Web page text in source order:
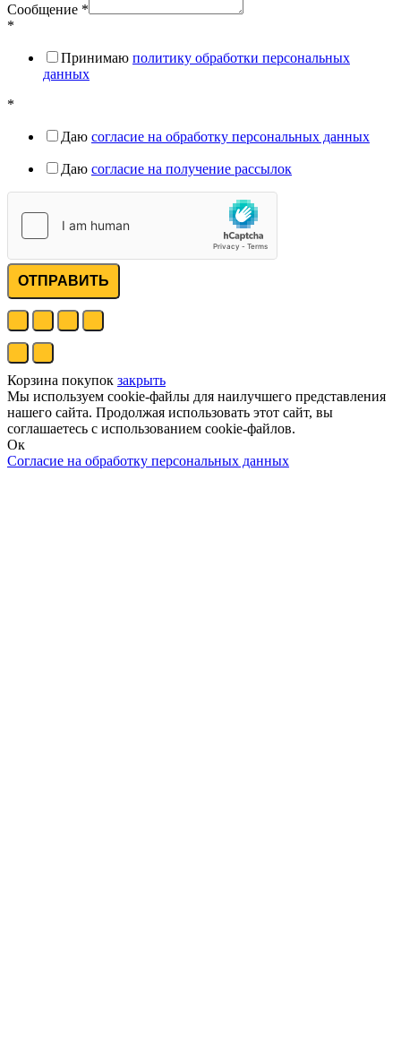
Сообщение *
*
Принимаю политику обработки персональных
данных
*
Даю согласие на обработку персональных данных
Даю согласие на получение рассылок
ОТПРАВИТЬ
Корзина покупок закрыть
Мы используем cookie-файлы для наилучшего представления
нашего сайта. Продолжая использовать этот сайт, вы
соглашаетесь с использованием cookie-файлов.
Ок
Согласие на обработку персональных данных